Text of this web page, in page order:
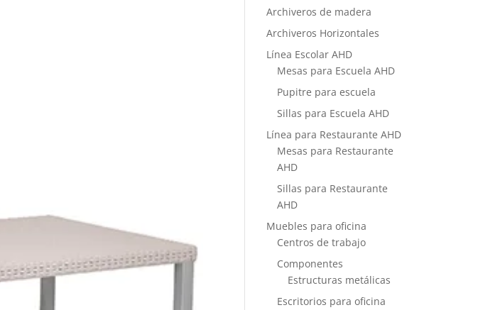
Archiveros de madera
Archiveros Horizontales
Línea Escolar AHD
Mesas para Escuela AHD
Pupitre para escuela
Sillas para Escuela AHD
Línea para Restaurante AHD
Mesas para Restaurante
AHD
Sillas para Restaurante
AHD
Muebles para oficina
Centros de trabajo
Componentes
Estructuras metálicas
Escritorios para oficina